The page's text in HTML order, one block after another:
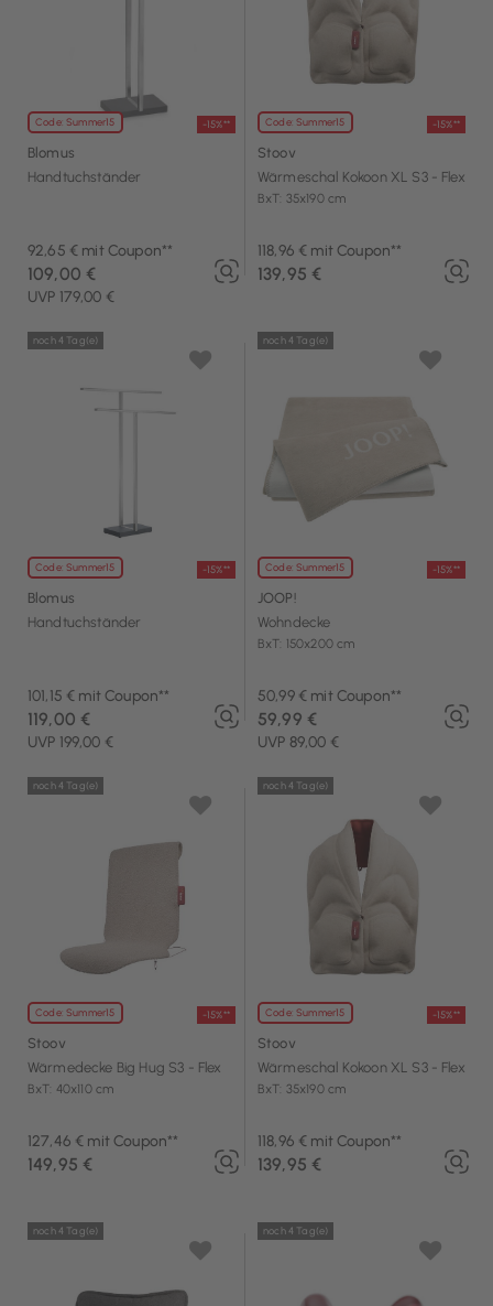
Code: Summer15 -15%**
Blomus
Handtuchständer
92,65 € mit Coupon**
UVP 179,00 €
109,00 €
Code: Summer15 -15%**
Stoov
Wärmeschal Kokoon XL S3 - Flex
BxT: 35x190 cm
118,96 € mit Coupon**
139,95 €
Code: Summer15 -15%**
noch 4 Tag(e)
Blomus
Handtuchständer
101,15 € mit Coupon**
UVP 199,00 €
119,00 €
Code: Summer15 -15%**
noch 4 Tag(e)
JOOP!
Wohndecke
BxT: 150x200 cm
50,99 € mit Coupon**
UVP 89,00 €
59,99 €
Code: Summer15 -15%**
noch 4 Tag(e)
Stoov
Wärmedecke Big Hug S3 - Flex
BxT: 40x110 cm
127,46 € mit Coupon**
149,95 €
Code: Summer15 -15%**
noch 4 Tag(e)
Stoov
Wärmeschal Kokoon XL S3 - Flex
BxT: 35x190 cm
118,96 € mit Coupon**
139,95 €
noch 4 Tag(e) noch 4 Tag(e)